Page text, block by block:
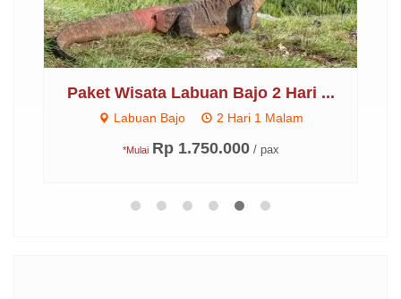
Paket Wisata Labuan Bajo 2 Hari ...
Labuan Bajo 2 Hari 1 Malam
*Mulai Rp 1.750.000 / pax